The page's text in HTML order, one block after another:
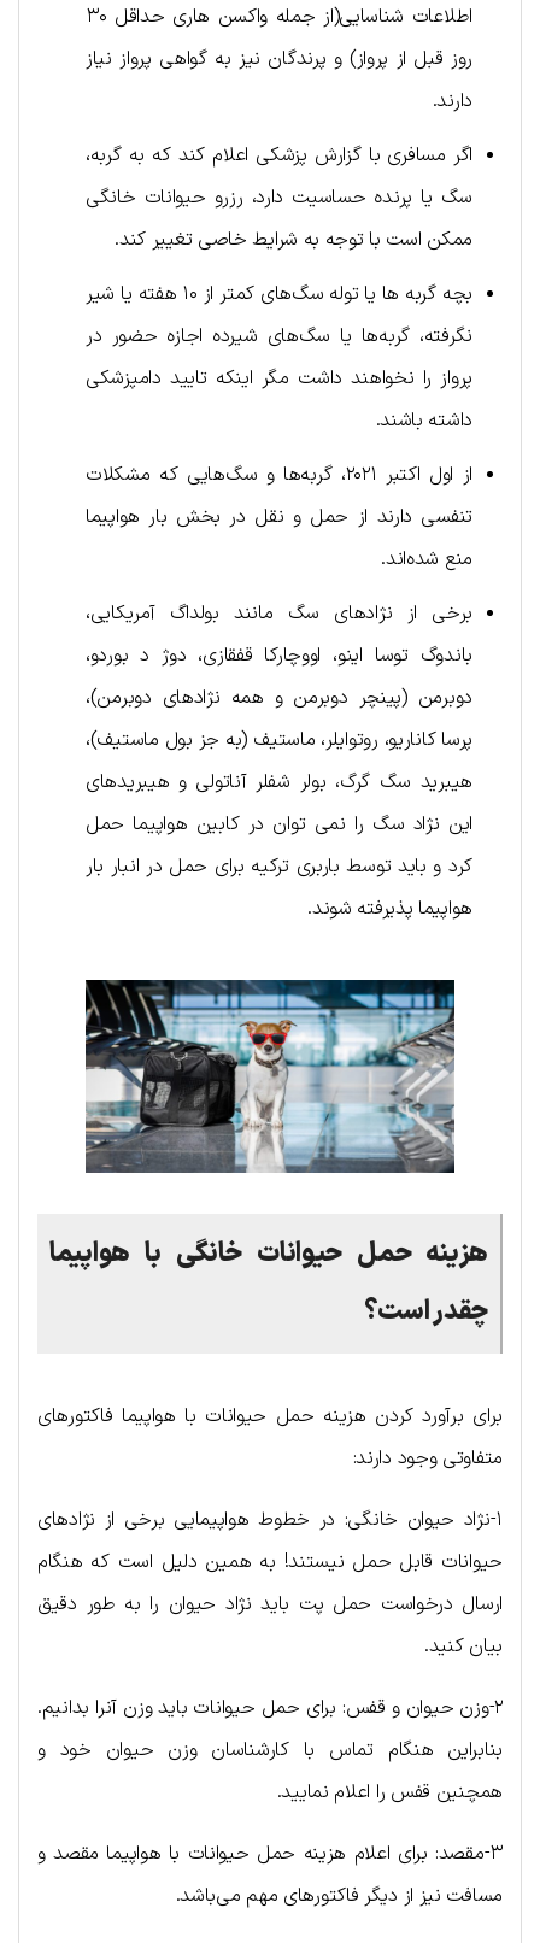
اطلاعات شناسایی(از جمله واکسن هاری حداقل ۳۰
روز قبل از پرواز) و پرندگان نیز به گواهی پرواز نیاز
دارند.
اگر مسافری با گزارش پزشکی اعلام کند که به گربه،
سگ یا پرنده حساسیت دارد، رزرو حیوانات خانگی
ممکن است با توجه به شرایط خاصی تغییر کند.
بچه گربه ها یا توله سگ‌های کمتر از ۱۰ هفته یا شیر
نگرفته، گربه‌ها یا سگ‌های شیرده اجازه حضور در
پرواز را نخواهند داشت مگر اینکه تایید دامپزشکی
داشته باشند.
از اول اکتبر ۲۰۲۱، گربه‌ها و سگ‌هایی که مشکلات
تنفسی دارند از حمل و نقل در بخش بار هواپیما
منع شده‌اند.
برخی از نژادهای سگ مانند بولداگ آمریکایی،
باندوگ توسا اینو، اووچارکا قفقازی، دوژ د بوردو،
دوبرمن (پینچر دوبرمن و همه نژادهای دوبرمن)،
پرسا کاناریو، روتوایلر، ماستیف (به جز بول ماستیف)،
هیبرید سگ گرگ، بولر شفلر آناتولی و هیبریدهای
این نژاد سگ را نمی توان در کابین هواپیما حمل
کرد و باید توسط باربری ترکیه برای حمل در انبار بار
هواپیما پذیرفته شوند.
هزینه حمل حیوانات خانگی با هواپیما
چقدر است؟
برای برآورد کردن هزینه حمل حیوانات با هواپیما فاکتورهای
متفاوتی وجود دارند:
۱-نژاد حیوان خانگی: در خطوط هواپیمایی برخی از نژادهای
حیوانات قابل حمل نیستند! به همین دلیل است که هنگام
ارسال درخواست حمل پت باید نژاد حیوان را به طور دقیق
بیان کنید.
۲-وزن حیوان و قفس: برای حمل حیوانات باید وزن آنرا بدانیم.
بنابراین هنگام تماس با کارشناسان وزن حیوان خود و
همچنین قفس را اعلام نمایید.
۳-مقصد: برای اعلام هزینه حمل حیوانات با هواپیما مقصد و
مسافت نیز از دیگر فاکتورهای مهم می‌باشد.